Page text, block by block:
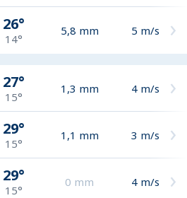
26°
14°
5,8 mm 5 m/s
27°
15°
1,3 mm 4 m/s
29°
15°
1,1 mm 3 m/s
29°
15°
0 mm 4 m/s